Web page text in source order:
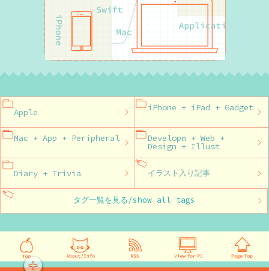
Apple iPhone + iPad + Gadget
Mac + App + Peripheral Developm + Web +
Design + Illust
Diary + Trivia イラスト入り記事
タグ一覧を見る/show all tags